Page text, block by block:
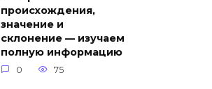
происхождения,
значение и
склонение — изучаем
полную информацию
0 75